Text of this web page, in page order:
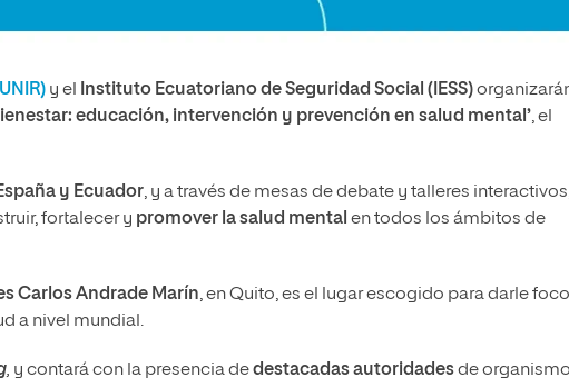
y el Instituto Ecuatoriano de Seguridad Social (IESS)
educación, intervención y prevención en salud mental’, el
y Ecuador, y a través de mesas de debate y talleres
fortalecer y promover la salud mental en todos los ámbitos de
Carlos Andrade Marín, en Quito, es el lugar escogido para darle
a nivel mundial.
, y contará con la presencia dedestacadas autoridadesde